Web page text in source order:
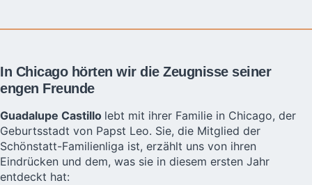
In Chicago hörten wir die Zeugnisse seiner
engen Freunde
Guadalupe Castillo lebt mit ihrer Familie in Chicago, der
Geburtsstadt von Papst Leo. Sie, die Mitglied der
Schönstatt-Familienliga ist, erzählt uns von ihren
Eindrücken und dem, was sie in diesem ersten Jahr
entdeckt hat: